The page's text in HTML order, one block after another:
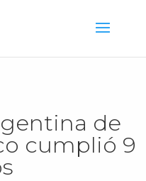
de
cumplió 9